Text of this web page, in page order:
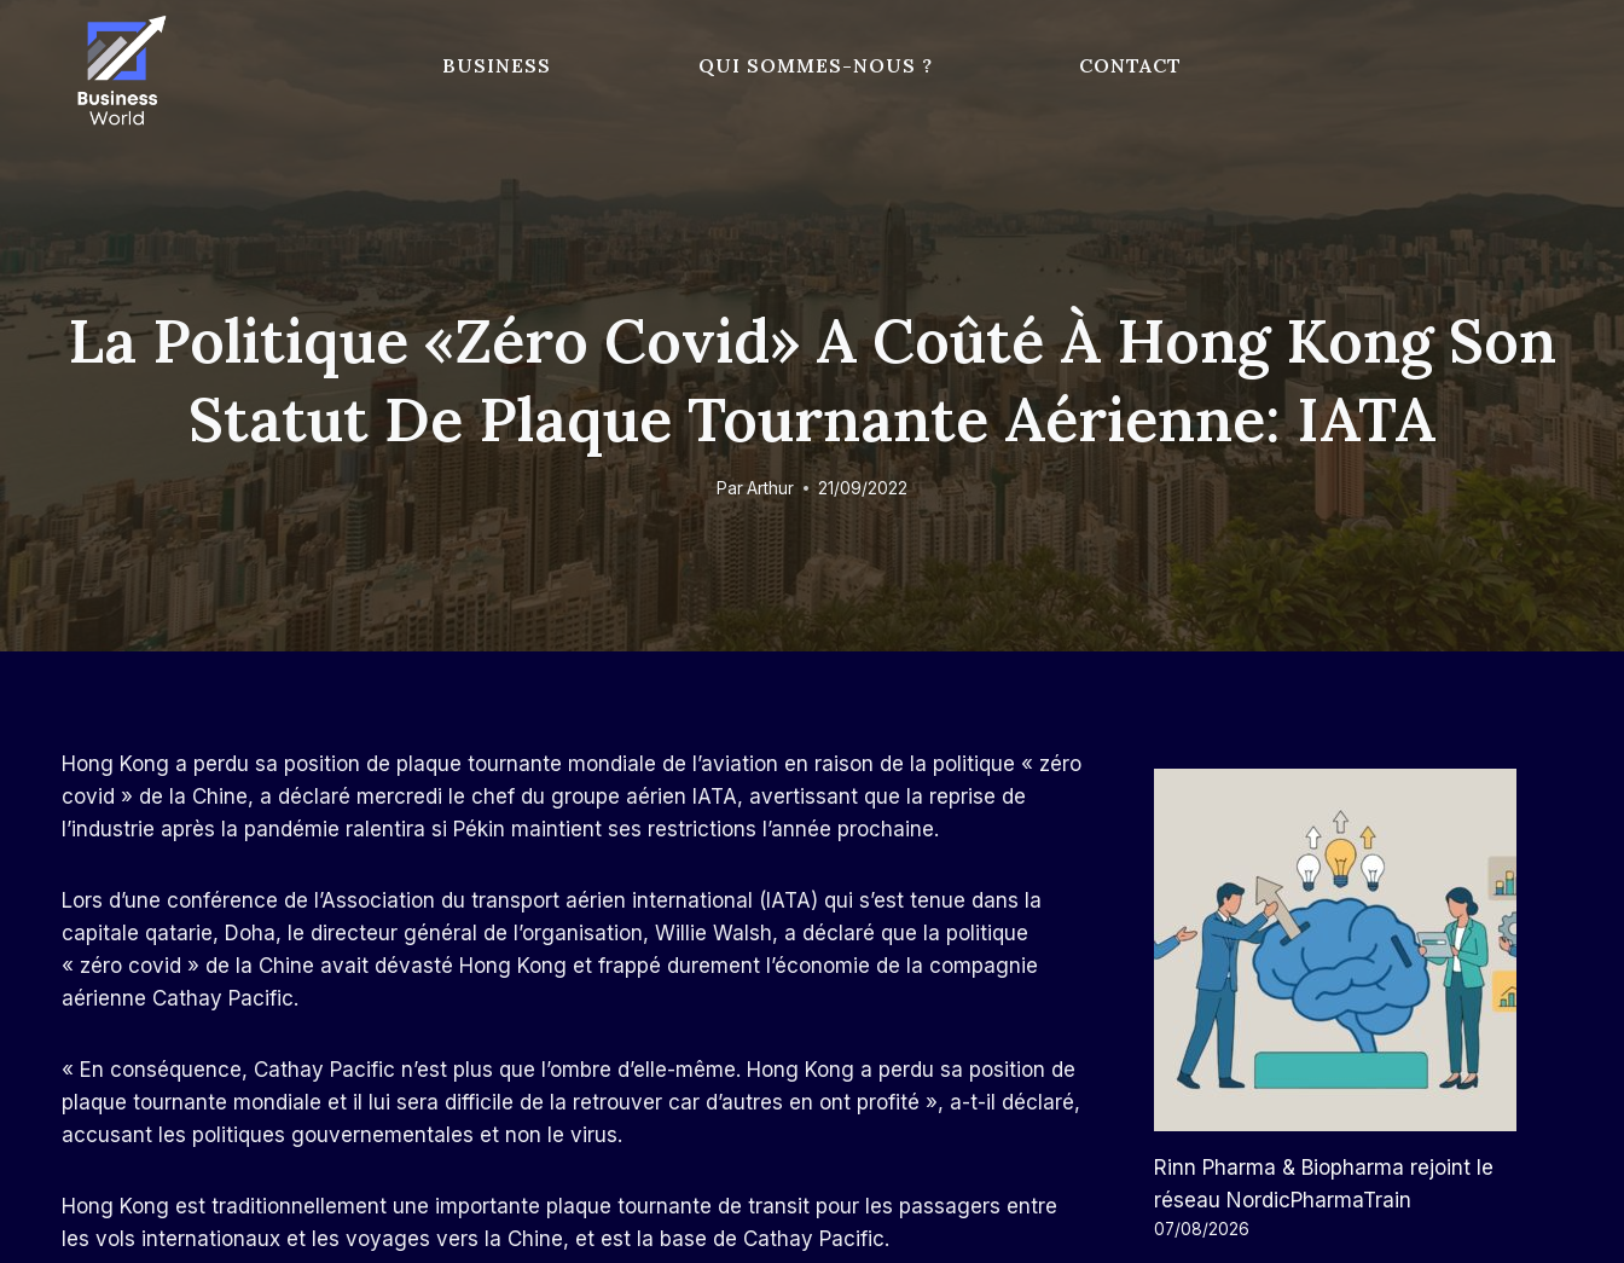
BUSINESS QUI SOMMES-NOUS ? CONTACT
La Politique «zéro Covid» A Coûté À Hong Kong Son
Statut De Plaque Tournante Aérienne: IATA
ParArthur 21/09/2022
Hong Kong a perdu sa position de plaque tournante mondiale de l’aviation en raison de la politique « zéro
covid » de la Chine, a déclaré mercredi le chef du groupe aérien IATA, avertissant que la reprise de
l’industrie après la pandémie ralentira si Pékin maintient ses restrictions l’année prochaine.
Lors d’une conférence de l’Association du transport aérien international (IATA) qui s’est tenue dans la
capitale qatarie, Doha, le directeur général de l’organisation, Willie Walsh, a déclaré que la politique
« zéro covid » de la Chine avait dévasté Hong Kong et frappé durement l’économie de la compagnie
aérienne Cathay Pacific.
« En conséquence, Cathay Pacific n’est plus que l’ombre d’elle-même. Hong Kong a perdu sa position de
plaque tournante mondiale et il lui sera difficile de la retrouver car d’autres en ont profité », a-t-il déclaré,
accusant les politiques gouvernementales et non le virus.
Hong Kong est traditionnellement une importante plaque tournante de transit pour les passagers entre
les vols internationaux et les voyages vers la Chine, et est la base de Cathay Pacific.
Rinn Pharma & Biopharma rejoint le
réseau NordicPharmaTrain
07/08/2026